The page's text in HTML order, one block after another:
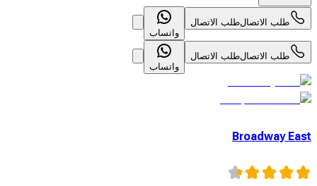
طلب الاتصالطلب الاتصال
واتساب
طلب الاتصالطلب الاتصال
واتساب
Broadway East